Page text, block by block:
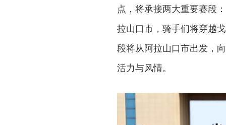
点，将承接两大重要赛段
拉山口市，骑手们将穿越
段将从阿拉山口市出发，
活力与风情。